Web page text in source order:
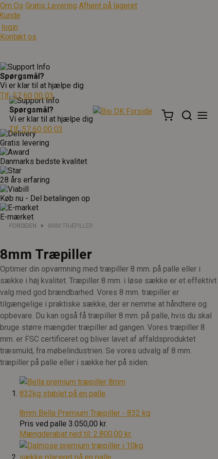
Om Os Gratis Levering Afhent på lageret
login
Kontakt os
Spørgsmål?
Vi er klar til at hjælpe dig
Tlf: 57 60 00 03
Spørgsmål?
Vi er klar til at hjælpe dig
Tlf: 57 60 00 03
Gratis levering
Danmarks bedste kvalitet
28 års erfaring
Køb nu - Del betalingen op
E-mærket
FORSIDEN 8MM TRÆPILLER
8mm Træpiller
Optimer din opvarmning med træpiller 8 mm. på palle eller i
sække i høj kvalitet. Træpiller 8 mm. i løse sække er et effektivt
valg med god brændbarhed. Vores 8 mm. træpiller er
tilgængelige i praktiske sække, der er nemme at håndtere og
opbevare. Du kan også få træpiller 8 mm. på palle, hvis du skal
bruge større mængder træpiller ad gangen. Vores træpiller 8
mm. er FSC certificeret og bliver lavet af affaldsproduktet
træsmuld, fra møbelindustrien. Se vores udvalg af 8 mm.
træpiller på palle eller i sække her på siden.
8mm Bella Premium Træpiller - 832 kg
Pris ved palle 3.050,00 kr.
Mængderabat ned til: 2.800,00 kr.